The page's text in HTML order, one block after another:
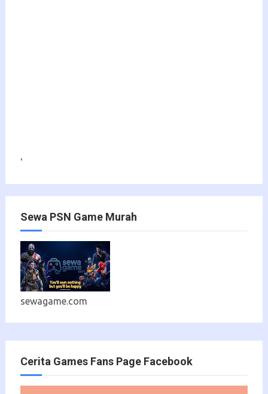
'
Sewa PSN Game Murah
sewagame.com
Cerita Games Fans Page Facebook